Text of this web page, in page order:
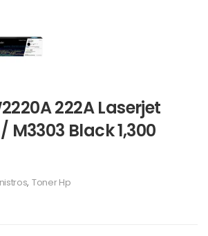
222A Laserjet
M3303 Black 1,300
, Toner Hp